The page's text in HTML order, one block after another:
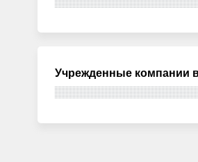
Учрежденные компании